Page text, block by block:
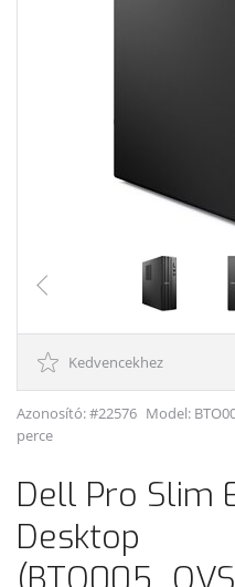
Kedvencekhez
Azonosító: #22576 Model:
perce
Dell Pro Slim
Desktop